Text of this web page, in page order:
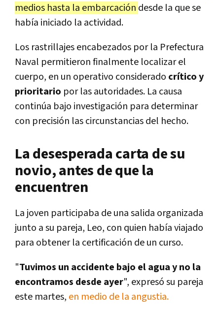
medios hasta la embarcación desde la que se
había iniciado la actividad.
Los rastrillajes encabezados por la Prefectura
Naval permitieron finalmente localizar el
cuerpo, en un operativo considerado crítico y
prioritario por las autoridades. La causa
continúa bajo investigación para determinar
con precisión las circunstancias del hecho.
La desesperada carta de su
novio, antes de que la
encuentren
La joven participaba de una salida organizada
junto a su pareja, Leo, con quien había viajado
para obtener la certificación de un curso.
"Tuvimos un accidente bajo el agua y no la
encontramos desde ayer", expresó su pareja
este martes, en medio de la angustia.